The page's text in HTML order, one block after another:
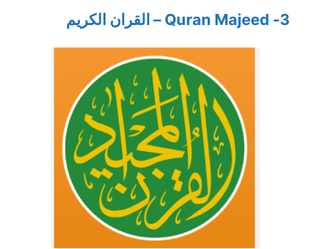
3- Quran Majeed – القران الكريم